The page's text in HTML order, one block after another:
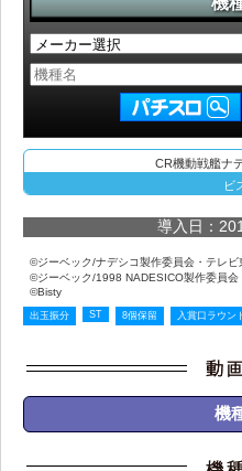
CR機動戦艦ナ
ビ
導入日：
©ジーベック/ナデシコ製作委員会・テレビ
©ジーベック/1998 NADESICO製作委員会
©Bisty
出玉振分 ST 8個保留 入賞口ラウン
機